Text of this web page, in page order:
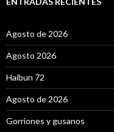
Agosto de 2026
Agosto 2026
Haibun 72
Agosto de 2026
Gorriones y gusanos